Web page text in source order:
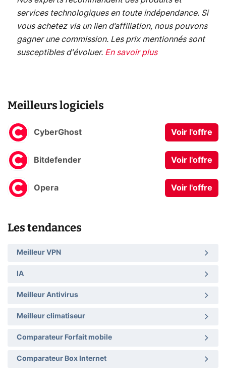
services technologiques en toute indépendance. Si
vous achetez via un lien d’affiliation, nous pouvons
gagner une commission. Les prix mentionnés sont
susceptibles d'évoluer. En savoir plus
Meilleurs logiciels
CyberGhost Voir l'offre
Bitdefender Voir l'offre
Opera Voir l'offre
Les tendances
Meilleur VPN
IA
Meilleur Antivirus
Meilleur climatiseur
Comparateur Forfait mobile
Comparateur Box Internet